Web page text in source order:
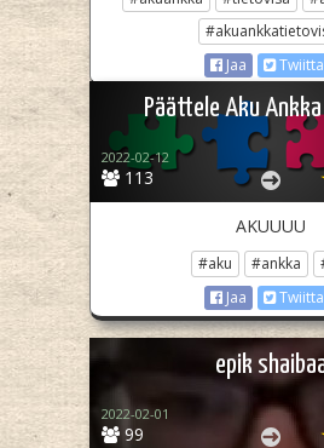
Jaa
Päättele Aku
113
2022-02-12
AKUUUU
#aku #ankka
Jaa
epik
99
2022-02-01